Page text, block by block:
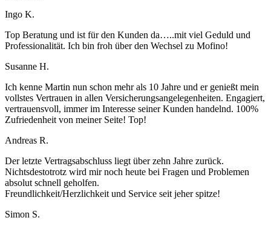
Ingo K.
Top Beratung und ist für den Kunden da…..mit viel Geduld und
Professionalität. Ich bin froh über den Wechsel zu Mofino!
Susanne H.
Ich kenne Martin nun schon mehr als 10 Jahre und er genießt mein
vollstes Vertrauen in allen Versicherungsangelegenheiten. Engagiert,
vertrauensvoll, immer im Interesse seiner Kunden handelnd. 100%
Zufriedenheit von meiner Seite! Top!
Andreas R.
Der letzte Vertragsabschluss liegt über zehn Jahre zurück.
Nichtsdestotrotz wird mir noch heute bei Fragen und Problemen
absolut schnell geholfen.
Freundlichkeit/Herzlichkeit und Service seit jeher spitze!
Simon S.